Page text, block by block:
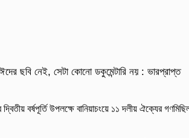
ছবি নেই, সেটা কোনো ডকুমেন্টারি নয় : ভারপ্রাপ্ত